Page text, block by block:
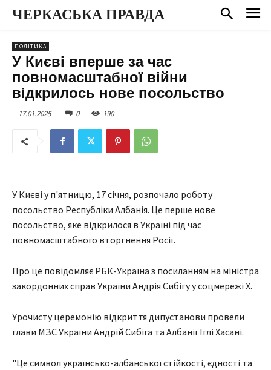
ЧЕРКАСЬКА ПРАВДА
ПОЛІТИКА
У Києві вперше за час
повномасштабної війни
відкрилось нове посольство
17.01.2025 0 190
У Києві у п'ятницю, 17 січня, розпочало роботу
посольство Республіки Албанія. Це перше нове
посольство, яке відкрилося в Україні під час
повномасштабного вторгнення Росії.
Про це повідомляє РБК-Україна з посиланням на міністра
закордонних справ України Андрія Сибігу у соцмережі Х.
Урочисту церемонію відкриття дипустанови провели
глави МЗС України Андрій Сибіга та Албанії Іглі Хасані.
"Це символ українсько-албанської стійкості, єдності та